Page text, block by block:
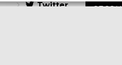
Twitter